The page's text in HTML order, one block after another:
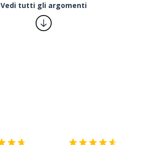
Vedi tutti gli argomenti